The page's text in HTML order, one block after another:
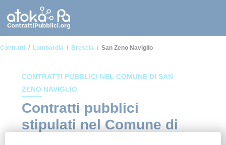
Contratti Lombardia Brescia San Zeno Naviglio
CONTRATTI PUBBLICI NEL COMUNE DI SAN
ZENO NAVIGLIO
Contratti pubblici
stipulati nel Comune di